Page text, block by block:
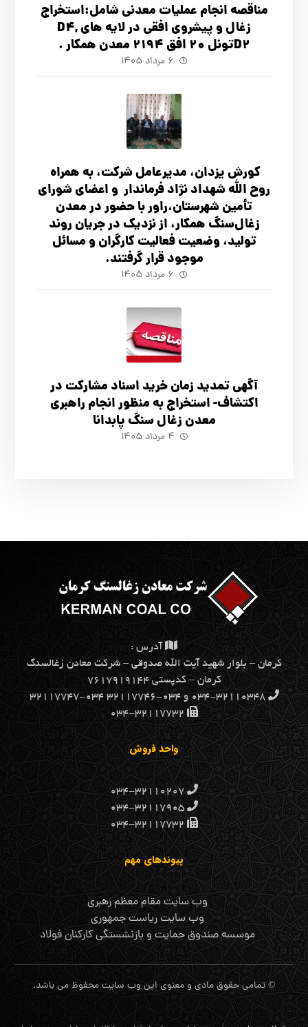
مناقصه انجام عملیات معدنی شامل:استخراج
زغال و پیشروی افقی در لایه های D4,
D2تونل 20 افق 2194 معدن همکار .
۶ مرداد ۱۴۰۵
کورش یزدان، مدیرعامل شرکت، به همراه
روح الله شهداد نژاد فرماندار و اعضای شورای
تأ‌مین شهرستان،راور با حضور در معدن
زغال‌سنگ همکار، از نزدیک در جریان روند
تولید، وضعیت فعالیت کارگران و مسائل
موجود قرار گرفتند.
۶ مرداد ۱۴۰۵
آگهي تمدید زمان خرید اسناد مشارکت در
اکتشاف- استخراج به منظور انجام راهبری
معدن زغال سنگ پابدانا
۴ مرداد ۱۴۰۵
آدرس :
كرمان – بلوار شهيد آيت الله صدوقي – شركت معادن زغالسنگ
كرمان – کدپستی ۷۶۱۷۹۱۹۱۴۴
۰۳۴-۳۲۱۱۰۳۴۸ و ۰۳۴-۳۲۱۱۷۷۴۶ ۰۳۴-۳۲۱۱۷۷۴۷
۰۳۴-۳۲۱۱۷۷۳۲
واحد فروش
۰۳۴-۳۲۱۱۰۲۰۷
۰۳۴-۳۲۱۱۷۹۰۵
۰۳۴-۳۲۱۱۷۷۳۲
پیوندهای مهم
وب سایت مقام معظم رهبری
وب سایت ریاست جمهوری
موسسه صندوق حمایت و بازنشستگی کارکنان فولاد
© تمامی حقوق مادی و معنوی این وب سایت محفوظ می باشد.